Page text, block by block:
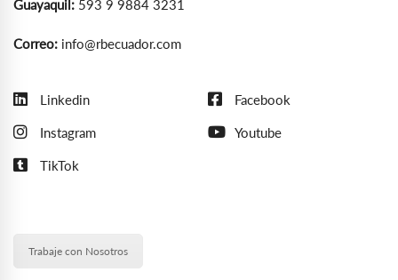
Guayaquil: 593 9 9884 3231
Correo: info@rbecuador.com
Linkedin Facebook
Instagram Youtube
TikTok
Trabaje con Nosotros